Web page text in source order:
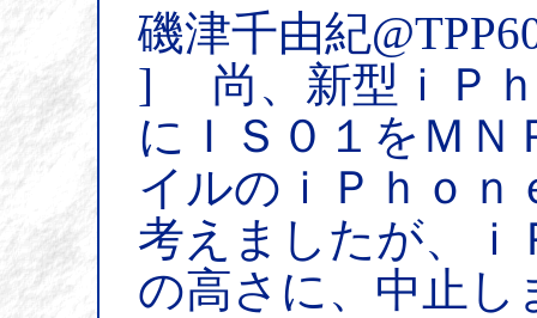
磯津千由紀
] 尚、新型ｉＰｈ
にＩＳ０１をＭ
イルのｉＰｈｏｎ
考えましたが、ｉ
の高さに、中止し